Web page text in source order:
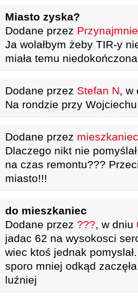
Miasto zyska?
Dodane przez
Ja wolałbym żeby TIR-y
miała temu
Dodane przez Stefan N, w
Na rondzie przy
Dodane przez mieszkaniec
Dlaczego nikt nie
na czas remontu???
miasto!!!
do mieszkaniec
Dodane przez ???, w dniu
jadac 62 na wysokosci
wiec ktoś jednak
sporo mniej odkąd
luźniej